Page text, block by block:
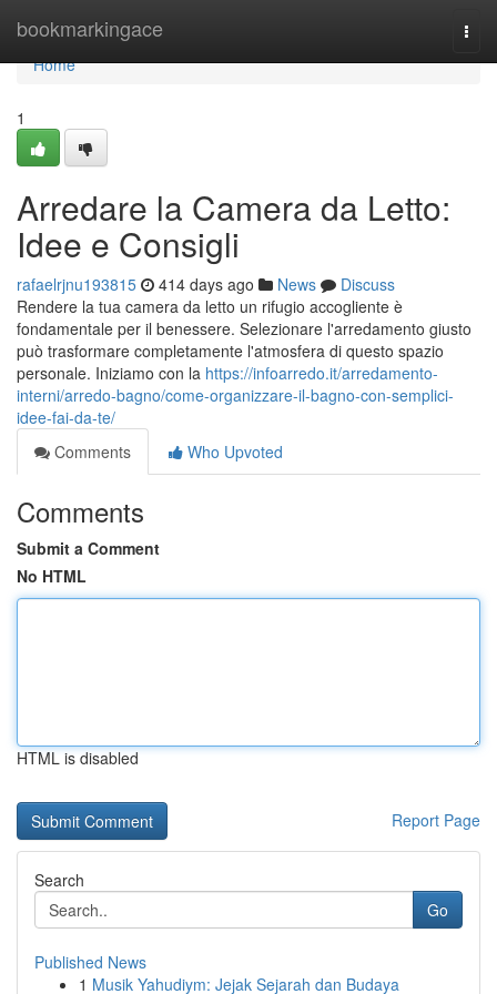
bookmarkingace
Home
Home
1
Arredare la Camera da Letto:
Idee e Consigli
rafaelrjnu193815 414 days ago News
Discuss
Rendere la tua camera da letto un rifugio accogliente è
fondamentale per il benessere. Selezionare l'arredamento giusto
può trasformare completamente l'atmosfera di questo spazio
personale. Iniziamo con la https://infoarredo.it/arredamento-
interni/arredo-bagno/come-organizzare-il-bagno-con-semplici-
idee-fai-da-te/
Comments
Who Upvoted
Comments
Submit a Comment
No HTML
HTML is disabled
Report Page
Search
Go
Published News
1 Musik Yahudiym: Jejak Sejarah dan Budaya